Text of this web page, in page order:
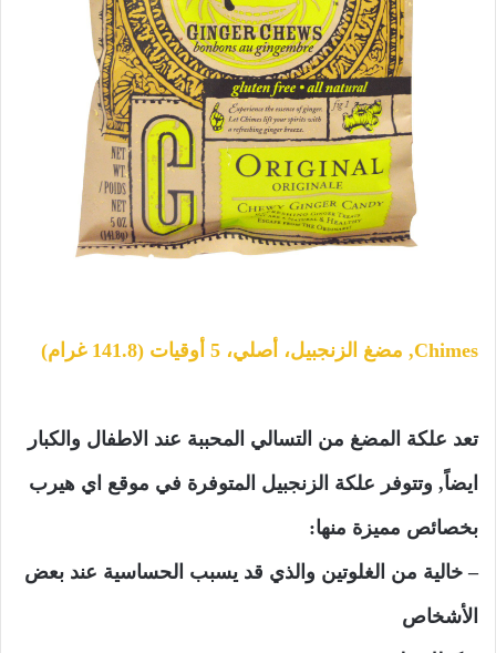
Chimes, مضغ الزنجبيل، أصلي، 5 أوقيات (141.8 غرام)
تعد علكة المضغ من التسالي المحببة عند الاطفال والكبار
ايضاً, وتتوفر علكة الزنجبيل المتوفرة في موقع اي هيرب
بخصائص مميزة منها:
– خالية من الغلوتين والذي قد يسبب الحساسية عند بعض
الأشخاص